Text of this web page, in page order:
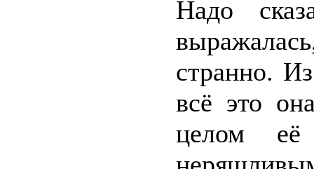
Надо
странно.
всё это
целом